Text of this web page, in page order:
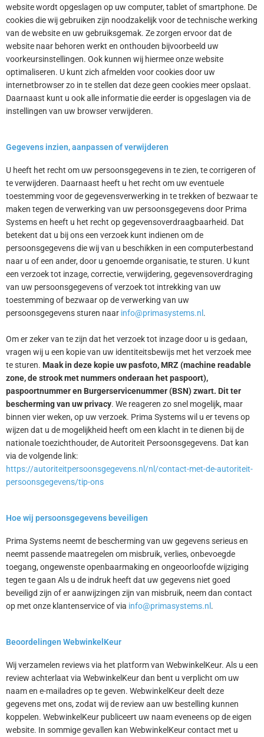
website wordt opgeslagen op uw computer, tablet of smartphone. De
cookies die wij gebruiken zijn noodzakelijk voor de technische werking
van de website en uw gebruiksgemak. Ze zorgen ervoor dat de
website naar behoren werkt en onthouden bijvoorbeeld uw
voorkeursinstellingen. Ook kunnen wij hiermee onze website
optimaliseren. U kunt zich afmelden voor cookies door uw
internetbrowser zo in te stellen dat deze geen cookies meer opslaat.
Daarnaast kunt u ook alle informatie die eerder is opgeslagen via de
instellingen van uw browser verwijderen.
Gegevens inzien, aanpassen of verwijderen
U heeft het recht om uw persoonsgegevens in te zien, te corrigeren of
te verwijderen. Daarnaast heeft u het recht om uw eventuele
toestemming voor de gegevensverwerking in te trekken of bezwaar te
maken tegen de verwerking van uw persoonsgegevens door Prima
Systems en heeft u het recht op gegevensoverdraagbaarheid. Dat
betekent dat u bij ons een verzoek kunt indienen om de
persoonsgegevens die wij van u beschikken in een computerbestand
naar u of een ander, door u genoemde organisatie, te sturen. U kunt
een verzoek tot inzage, correctie, verwijdering, gegevensoverdraging
van uw persoonsgegevens of verzoek tot intrekking van uw
toestemming of bezwaar op de verwerking van uw
persoonsgegevens sturen naar info@primasystems.nl .
Om er zeker van te zijn dat het verzoek tot inzage door u is gedaan,
vragen wij u een kopie van uw identiteitsbewijs met het verzoek mee
te sturen. Maak in deze kopie uw pasfoto, MRZ (machine readable
zone, de strook met nummers onderaan het paspoort),
paspoortnummer en Burgerservicenummer (BSN) zwart. Dit ter
bescherming van uw privacy. We reageren zo snel mogelijk, maar
binnen vier weken, op uw verzoek. Prima Systems wil u er tevens op
wijzen dat u de mogelijkheid heeft om een klacht in te dienen bij de
nationale toezichthouder, de Autoriteit Persoonsgegevens. Dat kan
via de volgende link:
https://autoriteitpersoonsgegevens.nl/nl/contact-met-de-autoriteit-
persoonsgegevens/tip-ons
Hoe wij persoonsgegevens beveiligen
Prima Systems neemt de bescherming van uw gegevens serieus en
neemt passende maatregelen om misbruik, verlies, onbevoegde
toegang, ongewenste openbaarmaking en ongeoorloofde wijziging
tegen te gaan Als u de indruk heeft dat uw gegevens niet goed
beveiligd zijn of er aanwijzingen zijn van misbruik, neem dan contact
op met onze klantenservice of via info@primasystems.nl .
Beoordelingen WebwinkelKeur
Wij verzamelen reviews via het platform van WebwinkelKeur. Als u een
review achterlaat via WebwinkelKeur dan bent u verplicht om uw
naam en e-mailadres op te geven. WebwinkelKeur deelt deze
gegevens met ons, zodat wij de review aan uw bestelling kunnen
koppelen. WebwinkelKeur publiceert uw naam eveneens op de eigen
website. In sommige gevallen kan WebwinkelKeur contact met u